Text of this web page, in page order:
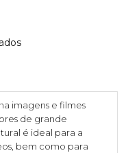
imagens e filmes
de grande
é ideal para a
bem como para